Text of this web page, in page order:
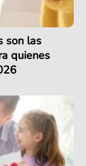
son las
quienes